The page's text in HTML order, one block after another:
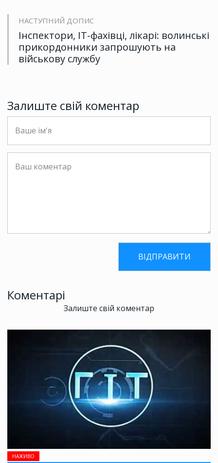
НАЖИВО
НАСТУПНИЙ ДОПИС
Інспектори, ІТ-фахівці, лікарі: волинські
прикордонники запрошують на
військову службу
Залиште свій коментар
Коментарі
Залиште свій коментар